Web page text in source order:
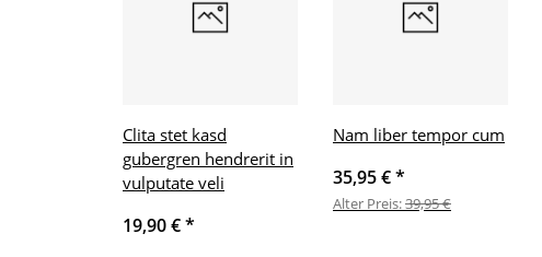
Clita stet kasd
gubergren hendrerit in
vulputate veli
19,90 €*
Nam liber tempor cum
35,95 €*
Alter Preis:39,95 €